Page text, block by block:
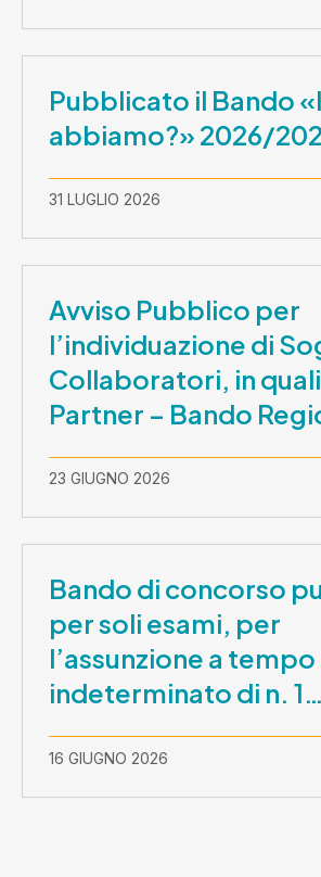
Pubblicato il Bando
abbiamo?» 2026/
31 LUGLIO 2026
Avviso Pubblico per
l’individuazione di
Collaboratori, in
Partner – Bando
Lombardia è dei
– CUP
23 GIUGNO 2026
Bando di concorso
per soli esami, per
l’assunzione a
indeterminato di n. 1
Assistente Sociale –
Comunicazione
prova orale
16 GIUGNO 2026